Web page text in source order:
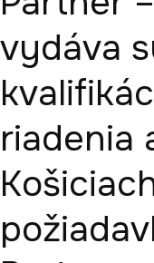
vydáva
riadenia